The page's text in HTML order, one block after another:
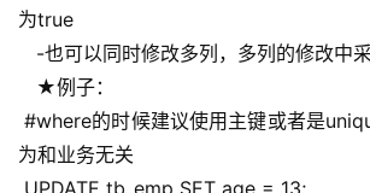
为true
-也可以同时修改多列，多列的修改中
★例子：
#where的时候建议使用主键或者是
为和业务无关